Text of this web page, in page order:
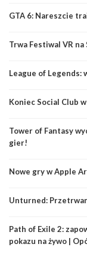
GTA 6: Nareszcie
Trwa Festiwal VR na
League of Legends:
Koniec Social Club
Tower of Fantasy
gier!
Nowe gry w Apple
Unturned:
Path of Exile 2:
pokazu na żywo |